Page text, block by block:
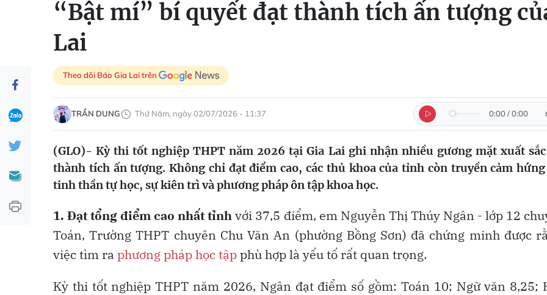
“Bật mí” bí quyết đạt thành tích ấn tượng
Lai
Theo dõi Báo Gia Lai trên
TRẦN DUNG Thứ Năm, ngày 02/07/2026 - 11:37 0:00 /0:00
(GLO)- Kỳ thi tốt nghiệp THPT năm 2026 tại Gia Lai ghi nhận nhiều gương mặt xuất
thành tích ấn tượng. Không chỉ đạt điểm cao, các thủ khoa của tỉnh còn truyền cảm
tinh thần tự học, sự kiên trì và phương pháp ôn tập khoa học.
1.Đạt tổng điểm cao nhất tỉnhvới 37,5 điểm, em Nguyễn Thị Thúy Ngân - lớp 12
Toán, Trường THPT chuyên Chu Văn An (phường Bồng Sơn) đã chứng minh được
việc tìm ra phương pháp học tậpphù hợp là yếu tố rất quan trọng.
Kỳ thi tốt nghiệp THPT năm 2026, Ngân đạt điểm số gồm: Toán 10; Ngữ văn 8,25;